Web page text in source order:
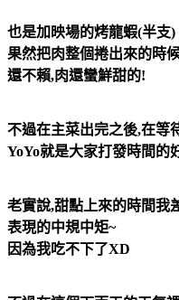
也是加映場的烤龍蝦(半支)
果然把肉整個捲出來的時
還不賴,肉還蠻鮮甜的!
不過在主菜出完之後,在等
YoYo就是大家打發時間的
老實說,甜點上來的時間我
表現的中規中矩~
因為我吃不下了XD